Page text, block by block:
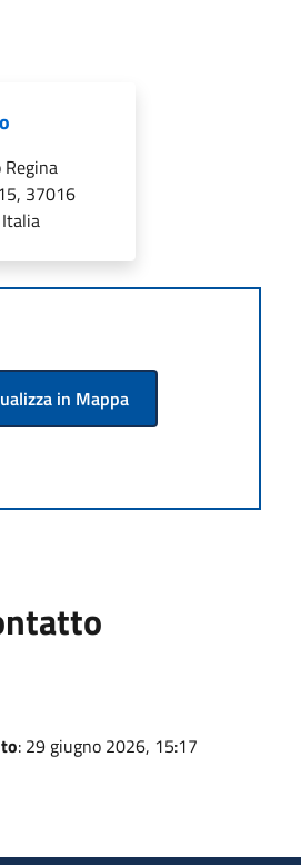
Regina
37016
Italia
in Mappa
: 29 giugno 2026, 15:17